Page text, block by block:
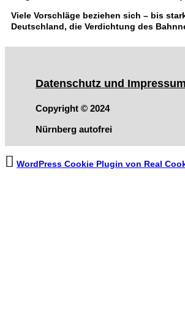
Viele Vorschläge beziehen sich – bis
Deutschland, die Verdichtung des
Datenschutz und Impressum
Copyright © 2024
Nürnberg autofrei
WordPress Cookie Plugin von Real